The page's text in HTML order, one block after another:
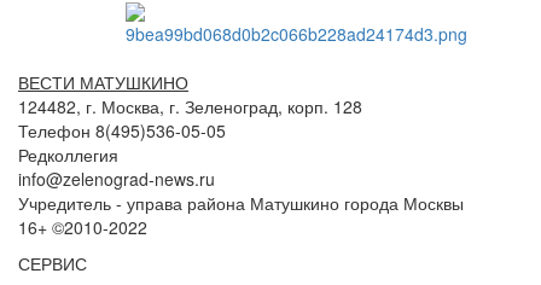
ВЕСТИ МАТУШКИНО
124482, г. Москва, г. Зеленоград, корп. 128
Телефон 8(495)536-05-05
Редколлегия
info@zelenograd-news.ru
Учредитель - управа района Матушкино города Москвы
16+ ©2010-2022
СЕРВИС